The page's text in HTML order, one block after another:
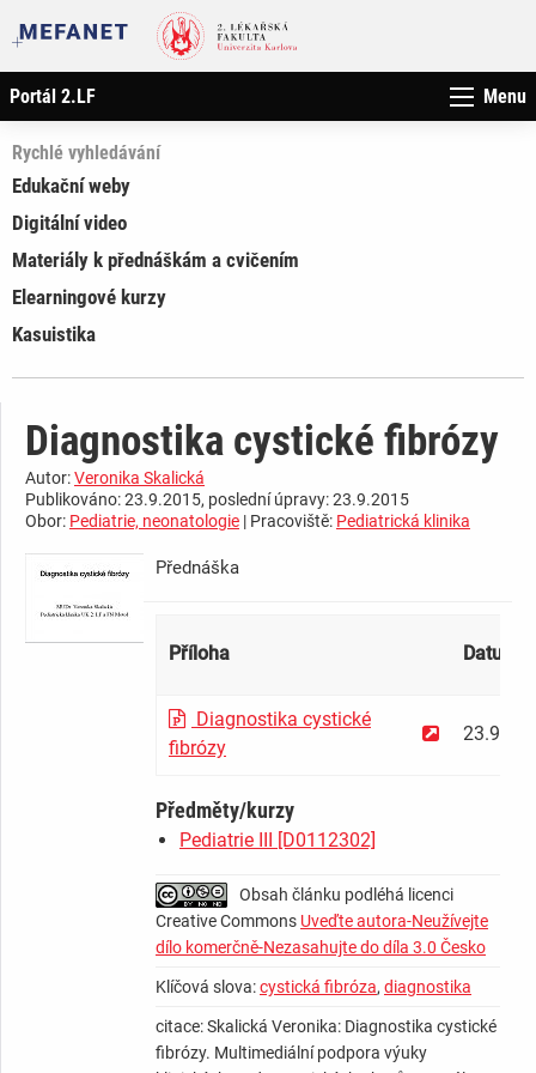
Portál 2.LF Menu
Rychlé vyhledávání
Edukační weby
Digitální video
Materiály k přednáškám a cvičením
Elearningové kurzy
Kasuistika
Diagnostika cystické fibrózy
Autor:Veronika Skalická
Publikováno: 23.9.2015, poslední úpravy: 23.9.2015
Obor: Pediatrie, neonatologie | Pracoviště: Pediatrická klinika
Přednáška ­ ­ ­ ­ ­ ­ ­ ­ ­ ­ ­ ­ ­ ­ ­ ­ ­ ­ ­ ­ ­ ­ ­ ­ ­ ­ ­ ­ ­
Příloha Datum
Diagnostika cystické
fibrózy
Předměty/kurzy
Pediatrie III [D0112302]
Obsah článku podléhá licenci
Creative Commons Uveďte autora-Neužívejte
dílo komerčně-Nezasahujte do díla 3.0 Česko
Klíčová slova:cystická fibróza, diagnostika
citace: Skalická Veronika: Diagnostika cystické
fibrózy. Multimediální podpora výuky